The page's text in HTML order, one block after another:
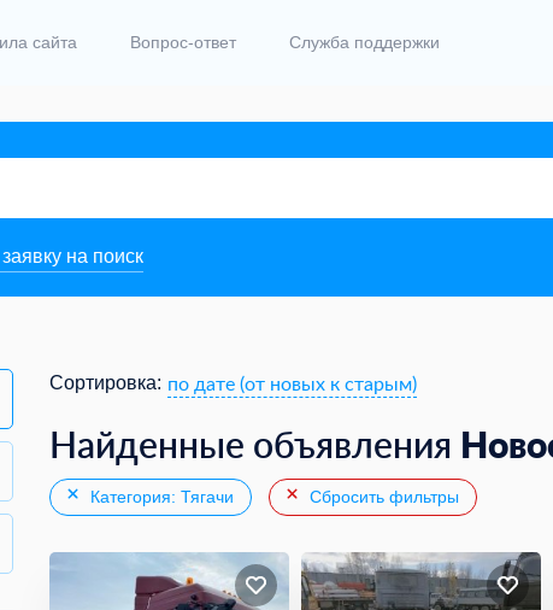
сайта Вопрос-ответ Служба поддержки
на поиск
Сортировка: по дате (от новых к старым)
Найденные объявления
Категория: Тягачи Сбросить фильтры